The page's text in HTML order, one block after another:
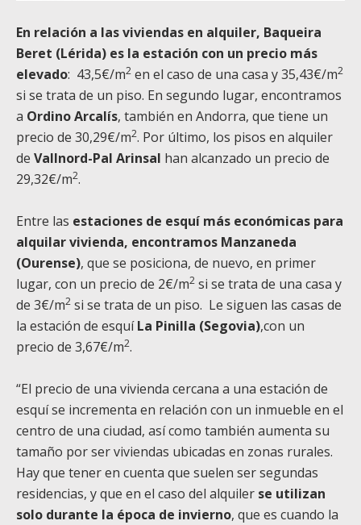
En relación a las viviendas en alquiler, Baqueira
Beret (Lérida) es la estación con un precio más
elevado: 43,5€/m2 en el caso de una casa y 35,43€/m2
si se trata de un piso. En segundo lugar, encontramos
a Ordino Arcalís, también en Andorra, que tiene un
precio de 30,29€/m2. Por último, los pisos en alquiler
de Vallnord-Pal Arinsal han alcanzado un precio de
29,32€/m2.
Entre las estaciones de esquí más económicas para
alquilar vivienda, encontramos Manzaneda
(Ourense), que se posiciona, de nuevo, en primer
lugar, con un precio de 2€/m2 si se trata de una casa y
de 3€/m2 si se trata de un piso. Le siguen las casas de
la estación de esquíLa Pinilla (Segovia),con un
precio de 3,67€/m2.
“El precio de una vivienda cercana a una estación de
esquí se incrementa en relación con un inmueble en el
centro de una ciudad, así como también aumenta su
tamaño por ser viviendas ubicadas en zonas rurales.
Hay que tener en cuenta que suelen ser segundas
residencias, y que en el caso del alquiler se utilizan
solo durante la época de invierno, que es cuando la